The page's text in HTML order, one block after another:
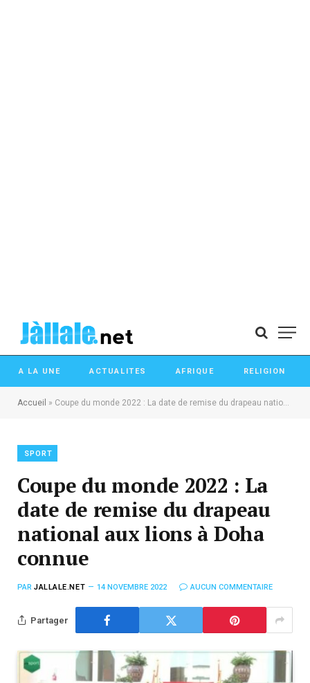
A LA UNE ACTUALITES AFRIQUE RELIGION
Accueil » Coupe du monde 2022 : La date de remise du drapeau national aux lions à Doha connue
SPORT
Coupe du monde 2022 : La
date de remise du drapeau
national aux lions à Doha
connue
PAR JALLALE.NET 14 NOVEMBRE 2022 AUCUN COMMENTAIRE
Partager